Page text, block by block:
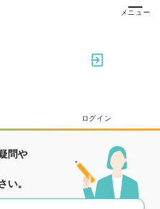
ログイン
問や
い。